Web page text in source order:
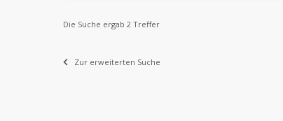
Die Suche ergab 2 Treffer
Zur erweiterten Suche